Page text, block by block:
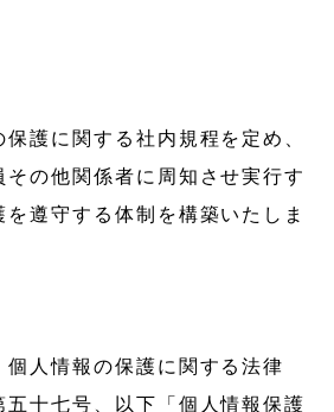
護に関する社内規程を定め、
の他関係者に周知させ実行す
遵守する体制を構築いたしま
個人情報の保護に関する法律
五十七号、以下「個人情報保護